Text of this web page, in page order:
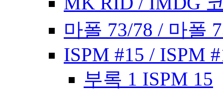
마폴 73/78 / 마폴
ISPM #15 / ISPM
부록 1 ISPM 15